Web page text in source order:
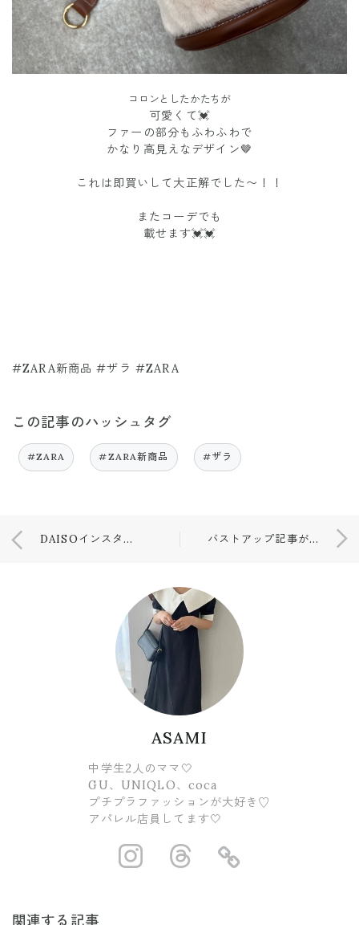
コロンとしたかたちが
可愛くて💓
ファーの部分もふわふわで
かなり高見えなデザイン🤎
これは即買いして大正解でした〜！！
またコーデでも
載せます💓💓
#ZARA新商品 #ザラ #ZARA
この記事のハッシュタグ
#ZARA #ZARA新商品 #ザラ
DAISOインスタで見つけて購入した商品💓 バストアップ記事が…
ASAMI
中学生2人のママ🤍
GU、UNIQLO、coca
プチプラファッションが大好き♡
アパレル店員してます🤍
https://https://
関連する記事